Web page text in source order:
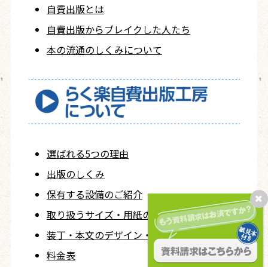
自費出版とは
自費出版からブレイクした人たち
本の流通のしくみについて
選ばれる5つの理由
出版のしくみ
保有する設備のご紹介
取り扱うサイズ・用紙の
ご紹介
装丁・本文のデザイン・レイアウトサンプル
料金表